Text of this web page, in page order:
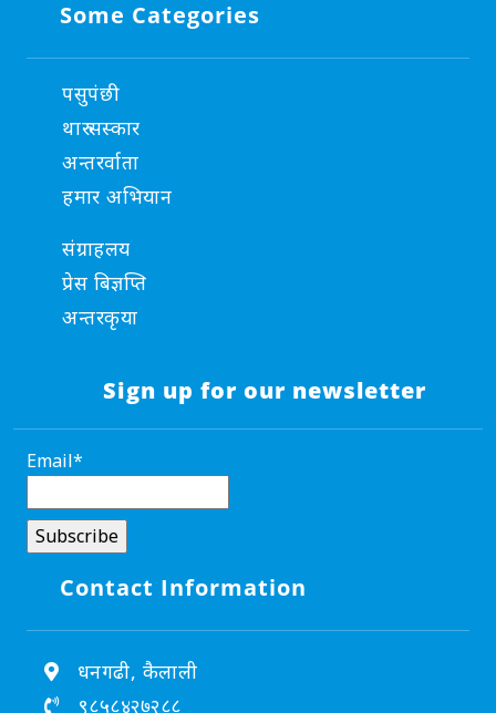
Some Categories
पसुपंछी
थारु सस्कार
अन्तरर्वाता
हमार अभियान
संग्राहलय
प्रेस बिज्ञप्ति
अन्तरकृया
Sign up for our newsletter
Email*
Contact Information
धनगढी, कैलाली
९८५८४२७२८८